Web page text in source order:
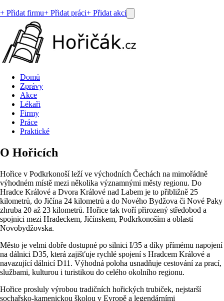
+ Přidat firmu+ Přidat práci+ Přidat akci
Domů
Zprávy
Akce
Lékaři
Firmy
Práce
Praktické
O Hořicích
Hořice v Podkrkonoší leží ve východních Čechách na mimořádně
výhodném místě mezi několika významnými městy regionu. Do
Hradce Králové a Dvora Králové nad Labem je to přibližně 25
kilometrů, do Jičína 24 kilometrů a do Nového Bydžova či Nové Paky
zhruba 20 až 23 kilometrů. Hořice tak tvoří přirozený středobod a
spojnici mezi Hradeckem, Jičínskem, Podkrkonoším a oblastí
Novobydžovska.
Město je velmi dobře dostupné po silnici I/35 a díky přímému napojení
na dálnici D35, která zajišťuje rychlé spojení s Hradcem Králové a
navazující dálnicí D11. Výhodná poloha usnadňuje cestování za prací,
službami, kulturou i turistikou do celého okolního regionu.
Hořice prosluly výrobou tradičních hořických trubiček, nejstarší
sochařsko-kamenickou školou v Evropě a legendárními